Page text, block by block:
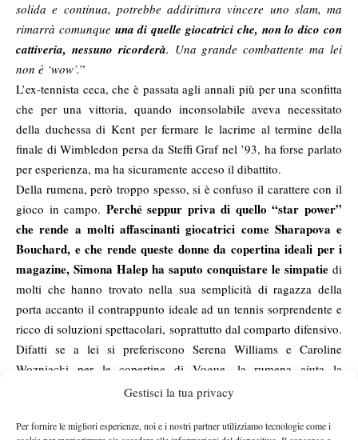
Gestisci la tua privacy
Per fornire le migliori esperienze, noi e i nostri partner utilizziamo tecnologie come i
solida e continua, potrebbe addirittura vincere uno slam, ma
rimarrà comunque una di quelle giocatrici che, non lo dico con
cattiveria, nessuno ricorderà. Una grande combattente ma lei
non è ‘wow’.”
L’ex-tennista ceca, che è passata agli annali più per una sconfitta
che per una vittoria, quando inconsolabile aveva necessitato
della duchessa di Kent per fermare le lacrime al termine della
finale di Wimbledon persa da Steffi Graf nel ’93, ha forse parlato
per esperienza, ma ha sicuramente acceso il dibattito.
Della rumena, però troppo spesso, si è confuso il carattere con il
gioco in campo. Perché seppur priva di quello “star power”
che rende a molti affascinanti giocatrici come Sharapova e
Bouchard, e che rende queste donne da copertina ideali per i
magazine, Simona Halep ha saputo conquistare le simpatie di
molti che hanno trovato nella sua semplicità di ragazza della
porta accanto il contrappunto ideale ad un tennis sorprendente e
ricco di soluzioni spettacolari, soprattutto dal comparto difensivo.
Difatti se a lei si preferiscono Serena Williams e Caroline
Wozniacki per le copertine di Vogue, la rumena aiuta la
promozione del tennis al femminile con giocate che su youtube
mondo ha recentemente passato i 5 milioni di visualizzazioni,